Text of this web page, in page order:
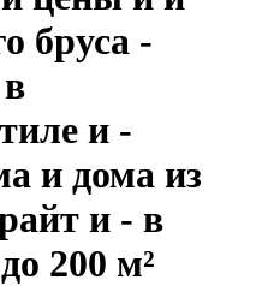
бруса -
и -
и дома из
и - в
200 м²